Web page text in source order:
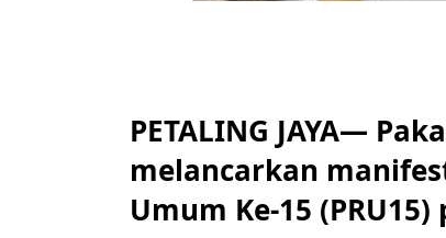
PETALING JAYA—
melancarkan
Umum Ke-15